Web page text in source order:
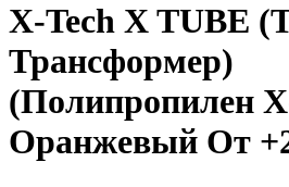
X-Tech X TUBE
Трансформер)
(Полипропилен
Оранжевый От